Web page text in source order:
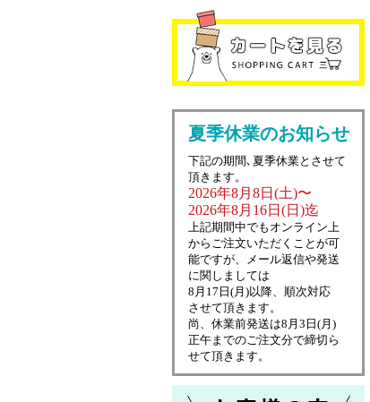
夏季休業のお知らせ
下記の期間､夏季休業とさせて
頂きます。
2026年8月8日(土)〜
2026年8月16日(日)迄
上記期間中でもオンライン上
からご注文いただくことが可
能ですが、メール返信や発送
に関しましては
8月17日(月)以降、順次対応
させて頂きます。
尚、休業前発送は8月3日(月)
正午までのご注文分で締切ら
せて頂きます。